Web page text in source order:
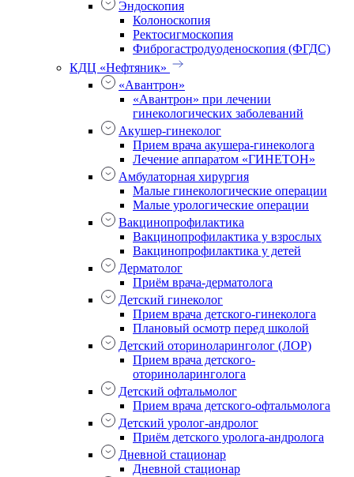
Эндоскопия
Колоноскопия
Ректосигмоскопия
Фиброгастродуоденоскопия (ФГДС)
КДЦ «Нефтяник»
«Авантрон»
«Авантрон» при лечении
гинекологических заболеваний
Акушер-гинеколог
Прием врача акушера-гинеколога
Лечение аппаратом «ГИНЕТОН»
Амбулаторная хирургия
Малые гинекологические операции
Малые урологические операции
Вакцинопрофилактика
Вакцинопрофилактика у взрослых
Вакцинопрофилактика у детей
Дерматолог
Приём врача-дерматолога
Детский гинеколог
Прием врача детского-гинеколога
Плановый осмотр перед школой
Детский оториноларинголог (ЛОР)
Прием врача детского-
оториноларинголога
Детский офтальмолог
Прием врача детского-офтальмолога
Детский уролог-андролог
Приём детского уролога-андролога
Дневной стационар
Дневной стационар